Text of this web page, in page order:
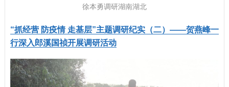
徐本勇调研湖南湖北
“抓经营 防疫情 走基层”主题调研纪实（二）——贺燕峰一
行深入郎溪国祯开展调研活动